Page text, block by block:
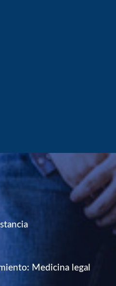
: Medicina legal